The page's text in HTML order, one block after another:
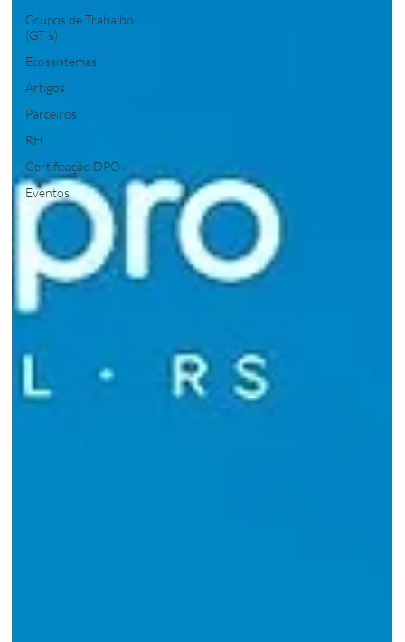
Grupos de Trabalho
(GT´s)
Ecossistemas
Artigos
Parceiros
RH
Certificação DPO
Eventos